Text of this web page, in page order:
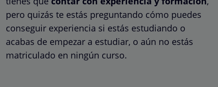
pero quizás te estás preguntando cómo puedes
conseguir experiencia si estás estudiando o
acabas de empezar a estudiar, o aún no estás
matriculado en ningún curso.